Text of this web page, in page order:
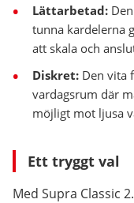
Lättarbetad:
tunna kardelerna
att skala och
Diskret: Den vita
vardagsrum där
möjligt mot ljusa
Ett tryggt val
Med Supra Classic